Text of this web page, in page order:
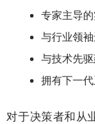
专家主导
与行业领
与技术先
拥有下一
对于决策者和从